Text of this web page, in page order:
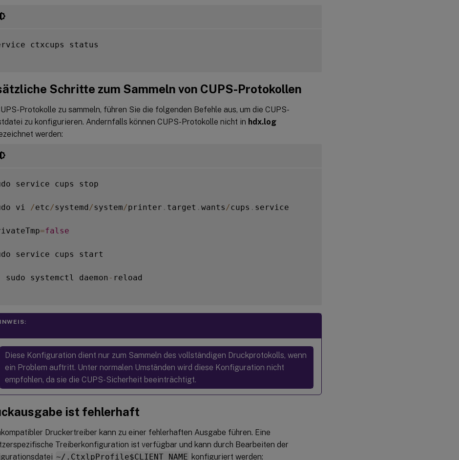
ctxcups status
Schritte zum Sammeln von CUPS-Protokollen
Protokolle zu sammeln, führen Sie die folgenden Befehle aus, um die CUPS-
zu konfigurieren. Andernfalls können CUPS-Protokolle nicht in hdx.log
werden:
service cups stop
vi /etc/systemd /system/printer . target . wants /cups . service
=false
service cups start
sudo systemctl daemon
- reload
Diese Konfiguration dient nur zum Sammeln des vollständigen Druckprotokolls, wenn
ein Problem auftritt. Unter normalen Umständen wird diese Konfiguration nicht
empfohlen, da sie die CUPS-Sicherheit beeinträchtigt.
ist fehlerhaft
Druckertreiber kann zu einer fehlerhaften Ausgabe führen. Eine
Treiberkonfiguration ist verfügbar und kann durch Bearbeiten der
~/.CtxlpProfile$CLIENT_NAME konfiguriert werden: